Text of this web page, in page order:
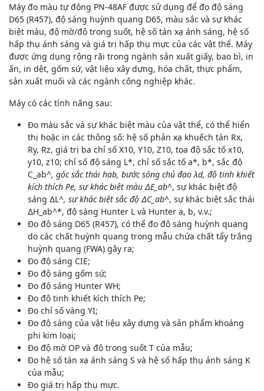
Máy đo màu tự động PN-48AF được sử dụng để đo độ sáng
D65 (R457), độ sáng huỳnh quang D65, màu sắc và sự khác
biệt màu, độ mờ/độ trong suốt, hệ số tán xạ ánh sáng, hệ số
hấp thụ ánh sáng và giá trị hấp thụ mực của các vật thể. Máy
được ứng dụng rộng rãi trong ngành sản xuất giấy, bao bì, in
ấn, in dệt, gốm sứ, vật liệu xây dựng, hóa chất, thực phẩm,
sản xuất muối và các ngành công nghiệp khác.
Máy có các tính năng sau:
Đo màu sắc và sự khác biệt màu của vật thể, có thể hiển
thị hoặc in các thông số: hệ số phản xạ khuếch tán Rx,
Ry, Rz, giá trị ba chỉ số X10, Y10, Z10, tọa độ sắc tố x10,
y10, z10; chỉ số độ sáng L*, chỉ số sắc tố a*, b*, sắc độ
C_ab^, góc sắc thái hab, bước sóng chủ đạo λd, độ tinh khiết
kích thích Pe, sự khác biệt màu ∆E_ab^, sự khác biệt độ
sáng ∆L^, sự khác biệt sắc độ ∆C_ab^, sự khác biệt sắc thái
∆H_ab^*, độ sáng Hunter L và Hunter a, b, v.v.;
Đo độ sáng D65 (R457), có thể đo độ sáng huỳnh quang
do các chất huỳnh quang trong mẫu chứa chất tẩy trắng
huỳnh quang (FWA) gây ra;
Đo độ sáng CIE;
Đo độ sáng gốm sứ;
Đo độ sáng Hunter WH;
Đo độ tinh khiết kích thích Pe;
Đo chỉ số vàng YI;
Đo độ sáng của vật liệu xây dựng và sản phẩm khoáng
phi kim loại;
Đo độ mờ OP và độ trong suốt T của mẫu;
Đo hệ số tán xạ ánh sáng S và hệ số hấp thụ ánh sáng K
của mẫu;
Đo giá trị hấp thụ mực.